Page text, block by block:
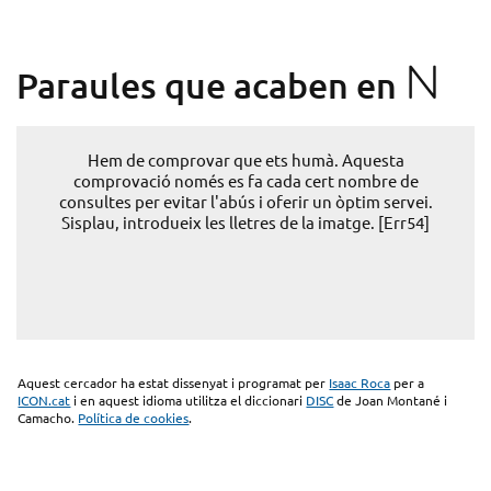
Paraules que acaben en N
Hem de comprovar que ets humà. Aquesta
comprovació només es fa cada cert nombre de
consultes per evitar l'abús i oferir un òptim servei.
Sisplau, introdueix les lletres de la imatge. [Err54]
Aquest cercador ha estat dissenyat i programat per Isaac Roca per a
ICON.cat i en aquest idioma utilitza el diccionari DISCde Joan Montané i
Camacho. Política de cookies.